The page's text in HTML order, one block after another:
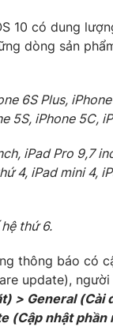
Thủy
355 931 - 024.38
024-7300.7108
10 có dung
dòng sản
6S Plus,
5S, iPhone 5C,
iPad Pro 9,7
4, iPad mini 4,
thứ 6.
thông báo có
update),
> General (Cài
(Cập nhật phần